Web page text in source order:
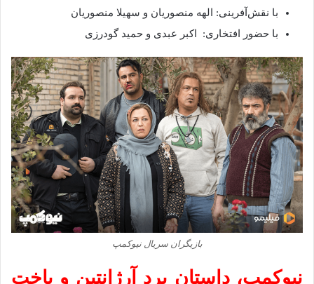
با نقش‌آفرینی: الهه منصوریان و سهیلا منصوریان
با حضور افتخاری: اکبر عبدی و حمید گودرزی
بازیگران سریال نیوکمپ
نیوکمپ، داستان برد آرژانتین و باخت